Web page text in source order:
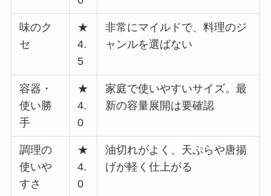
味のク
セ
★
4.
5
非常にマイルドで、料理のジ
ャンルを選ばない
容器・
使い勝
手
★
4.
0
家庭で使いやすいサイズ。最
新の容量展開は要確認
調理の
使いや
すさ
★
4.
0
油切れがよく、天ぷらや唐揚
げが軽く仕上がる